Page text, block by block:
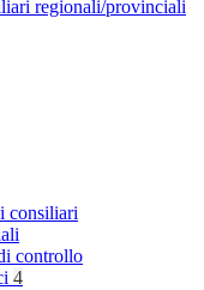
regionali/provinciali
consiliari
controllo
4